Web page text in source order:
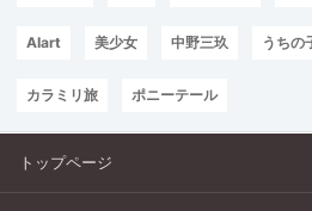
AIart 美少女 中野三玖 うちの
カラミリ旅 ポニーテール
トップページ